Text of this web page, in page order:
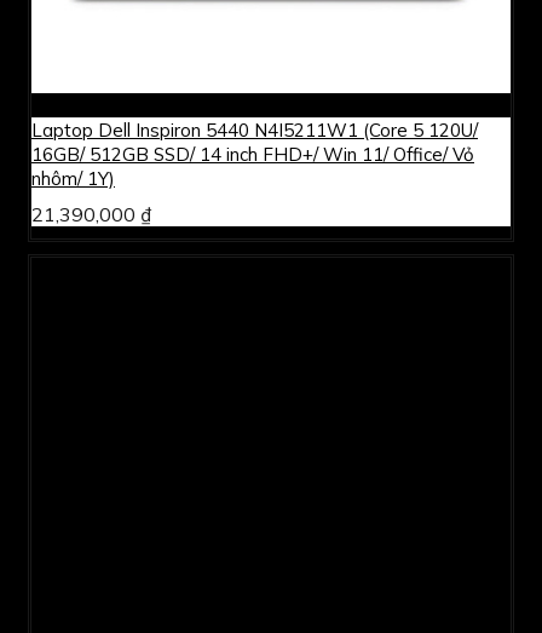
Laptop Dell Inspiron 5440 N4I5211W1 (Core 5 120U/
16GB/ 512GB SSD/ 14 inch FHD+/ Win 11/ Office/ Vỏ
nhôm/ 1Y)
21,390,000 ₫